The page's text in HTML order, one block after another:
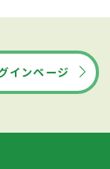
インページ